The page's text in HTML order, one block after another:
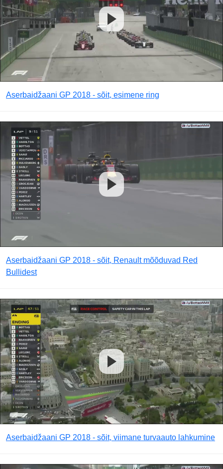
Aserbaidžaani GP 2018 - sõit, esimene ring
Aserbaidžaani GP 2018 - sõit, Renault mõõduvad Red
Bullidest
Aserbaidžaani GP 2018 - sõit, viimane turvaauto lahkumine